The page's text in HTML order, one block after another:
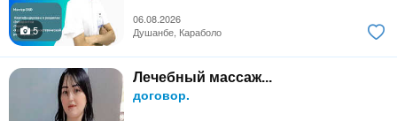
06.08.2026
5
Душанбе, Караболо
Лечебный массаж...
договор.